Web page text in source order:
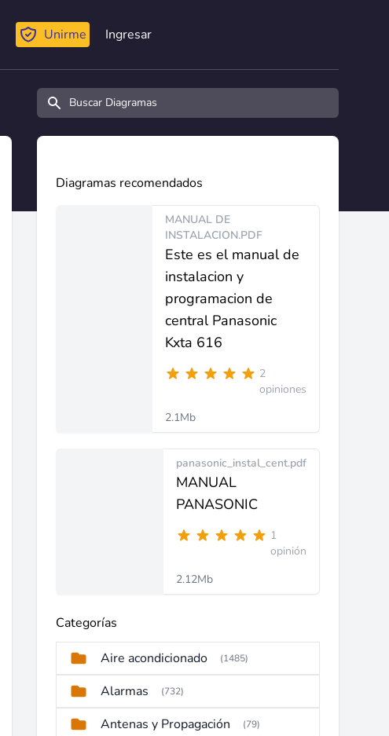
Unirme Ingresar
Buscar diagramas y manuales
Diagramas recomendados
MANUAL DE
INSTALACION.PDF
Este es el manual de
instalacion y
programacion de
central Panasonic
Kxta 616
2
opiniones
2.1Mb
panasonic_instal_cent.pdf
MANUAL
PANASONIC
1
opinión
2.12Mb
Categorías
Aire acondicionado (1485)
Alarmas (732)
Antenas y Propagación (79)